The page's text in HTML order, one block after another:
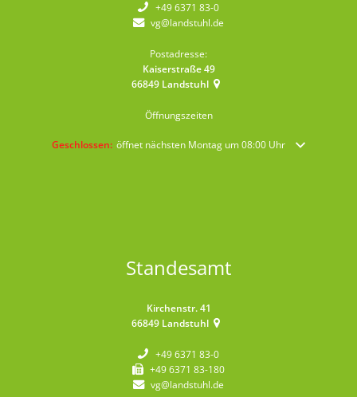
+49 6371 83-0
vg@landstuhl.de
Postadresse:
Kaiserstraße 49
66849 Landstuhl
Öffnungszeiten
Klicken, um weitere Öffnungs- oder Schließzeiten auszublenden
Geschlossen: öffnet nächsten Montag um 08:00 Uhr
Standesamt
Kirchenstr. 41
66849 Landstuhl
+49 6371 83-0
+49 6371 83-180
vg@landstuhl.de